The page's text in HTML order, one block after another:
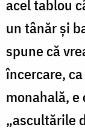
acel tablou
un tânăr și
spune că
încercare,
monahală, e
„ascultările